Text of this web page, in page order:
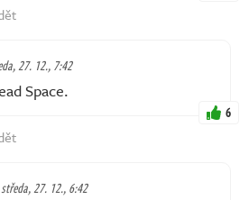
27. 12., 7:42
Space.
6
středa, 27. 12., 6:42